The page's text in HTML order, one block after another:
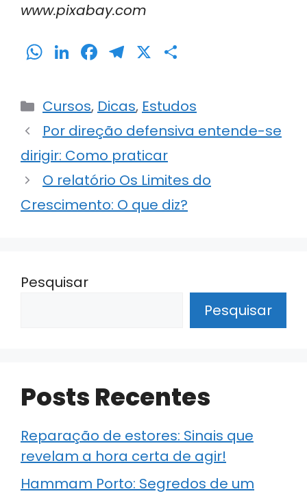
www.pixabay.com
W
a
ts
A
p
p
Li
k
e
dI
n
F
c
e
b
o
o
k
T
e
gr
a
m
X
ar
e
Categorias
Cursos, Dicas, Estudos
Por direção defensiva entende-se
dirigir: Como praticar
O relatório Os Limites do
Crescimento: O que diz?
Pesquisar
Pesquisar
Posts Recentes
Reparação de estores: Sinais que
revelam a hora certa de agir!
Hammam Porto: Segredos de um